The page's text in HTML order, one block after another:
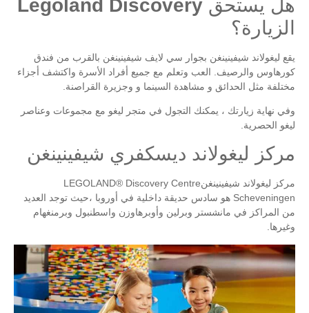
هل يستحق Legoland Discovery
الزيارة؟
يقع ليغولاند شيفينينغن بجوار سي لايف شيفينينغن بالقرب من فندق
كورهاوس والرصيف. العب وتعلم مع جميع أفراد الأسرة واكتشف أجزاء
مختلفة مثل الحدائق و مشاهدة السينما و وجزيرة القراصنة.
وفي نهاية زيارتك ، يمكنك التجول في متجر ليغو مع مجموعات وعناصر
ليغو الحصرية.
مركز ليغولاند ديسكفري شيفينينغن
مركز ليغولاند شيفينينغنLEGOLAND® Discovery Centre
Scheveningen هو سادس حديقة داخلية في أوروبا ،حيث توجد العديد
من المراكز في مانشستر وبرلين وأوبرهاوزن واسطنبول وبرمنغهام
وغيرها.